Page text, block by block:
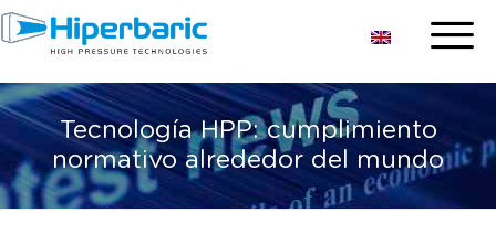
Tecnología HPP: cumplimiento
normativo alrededor del mundo